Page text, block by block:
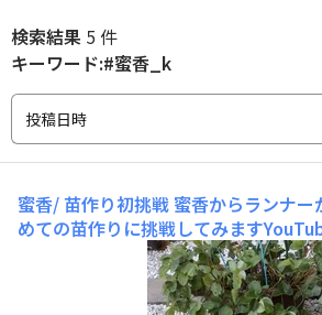
検索結果 5 件
キーワード:#蜜香_k
投稿日時
蜜香/ 苗作り初挑戦 蜜香からランナー
めての苗作りに挑戦してみます
応勉強子株に太郎 次郎 三郎って名前
りました 名前があるって可愛らしい
ットに子苗を置いてUピンで固定しま